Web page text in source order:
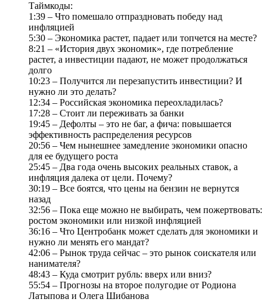
Таймкоды:
1:39 – Что помешало отпраздновать победу над
инфляцией
5:30 – Экономика растет, падает или топчется на месте?
8:21 – «История двух экономик», где потребление
растет, а инвестиции падают, не может продолжаться
долго
10:23 – Получится ли перезапустить инвестиции? И
нужно ли это делать?
12:34 – Российская экономика переохладилась?
17:28 – Стоит ли переживать за банки
19:45 – Дефолты – это не баг, а фича: повышается
эффективность распределения ресурсов
20:56 – Чем нынешнее замедление экономики опасно
для ее будущего роста
25:45 – Два года очень высоких реальных ставок, а
инфляция далека от цели. Почему?
30:19 – Все боятся, что цены на бензин не вернутся
назад
32:56 – Пока еще можно не выбирать, чем пожертвовать:
ростом экономики или низкой инфляцией
36:16 – Что Центробанк может сделать для экономики и
нужно ли менять его мандат?
42:06 – Рынок труда сейчас – это рынок соискателя или
нанимателя?
48:43 – Куда смотрит рубль: вверх или вниз?
55:54 – Прогнозы на второе полугодие от Родиона
Латыпова и Олега Шибанова